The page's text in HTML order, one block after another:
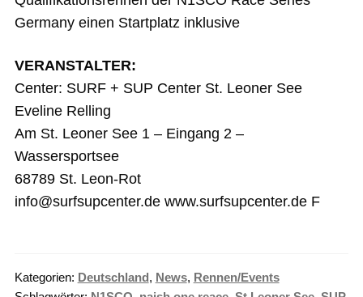
Germany einen Startplatz inklusive
VERANSTALTER:
Center: SURF + SUP Center St. Leoner See
Eveline Relling
Am St. Leoner See 1 – Eingang 2 –
Wassersportsee
68789 St. Leon-Rot
info@surfsupcenter.de www.surfsupcenter.de F
Kategorien: Deutschland, News, Rennen/Events